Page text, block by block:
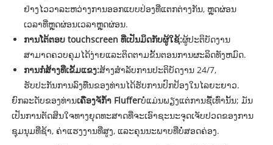
ຢ່າງໄວວາລະຫວ່າງການອອກແບບປ່ອງທີ່ແຕກຕ່າງກັນ, ຫຼຸດຜ່ອນ
ເວລາທີ່ຫຼຸດຜ່ອນເວລາຫຼຸດຜ່ອນ.
ການໂຕ້ຕອບ touchscreen ທີ່ເປັນມິດກັບຜູ້ໃຊ້:ຜູ້ປະຕິບັດງານ
ສາມາດຄວບຄຸມໄດ້ງ່າຍແລະຕິດຕາມຂັ້ນຕອນການຜະລິດທັງຫມົດ.
ການກໍ່ສ້າງທີ່ເຂັ້ມແຂງ:ສ້າງສໍາລັບການປະຕິບັດງານ 24/7,
ຮັບປະກັນການລົງທືນຂອງທ່ານໄດ້ຮັບການປົກປ້ອງໃນໄລຍະຍາວ.
ຍົກລະດັບຂອງທ່ານເຄື່ອງຈັກ້ໍາ Flufferບໍ່ແມ່ນພຽງແຕ່ການຊື້ເທົ່ານັ້ນ; ມັນ
ເປັນການຕັດສິນໃຈທາງຍຸດທະສາດທີ່ຈະເອົາຊະນະຈຸດເຈັບປວດຂອງການ
ຊຸມນຸມທີ່ຊ້າ, ຄ່າແຮງງານທີ່ສູງ, ແລະຄຸນນະພາບທີ່ບໍ່ສອດຄ່ອງ.